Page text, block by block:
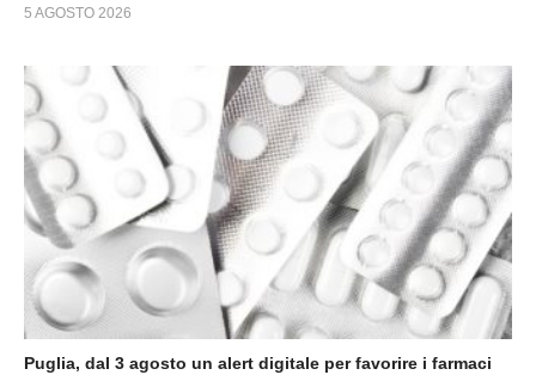
5 AGOSTO 2026
Puglia, dal 3 agosto un alert digitale per favorire i farmaci